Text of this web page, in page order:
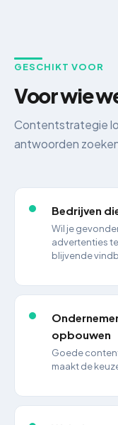
GESCHIKT VOOR
Voor wie
Contentstrategie
antwoorden
Bedrijven
Wil je
advertenties
blijvende
opbouwen
Goede
maakt de